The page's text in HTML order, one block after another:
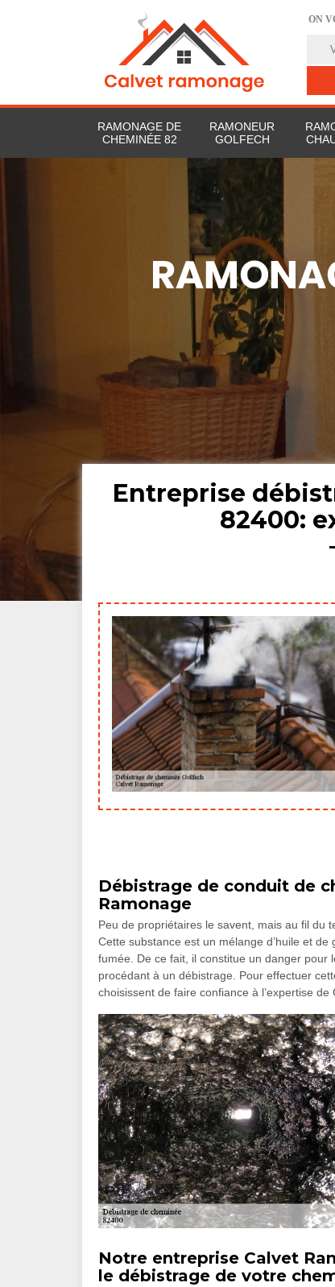
ON
RAMONAGE DE
CHEMINÉE 82
RAMONEUR
GOLFECH
Entreprise
82400:
Débistrage de conduit de
Ramonage
Peu de propriétaires le savent, mais au fil du
Cette substance est un mélange d’huile et
fumée. De ce fait, il constitue un danger pour
procédant à un débistrage. Pour effectuer
choisissent de faire confiance à l’expertise de
Notre entreprise Calvet
le débistrage de votre